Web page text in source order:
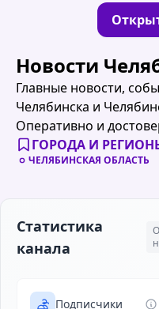
Новости
Главные новости,
Челябинска и
Оперативно и
ГОРОДА И
ЧЕЛЯБИНСКАЯ ОБЛАСТЬ
Статистика
канала
Подписчики